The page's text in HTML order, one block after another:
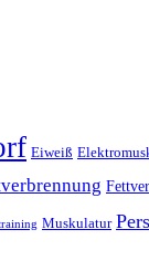
Eiweiß
Muskulatur